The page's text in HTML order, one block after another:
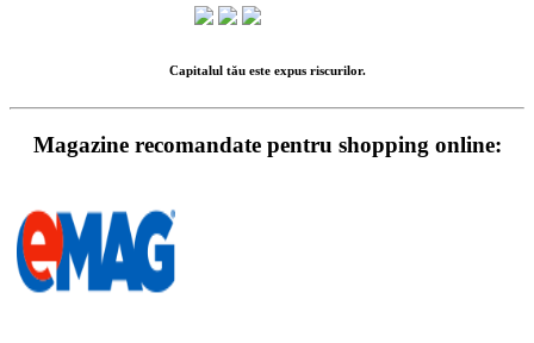
Capitalul tău este expus riscurilor.
Magazine recomandate pentru shopping online: